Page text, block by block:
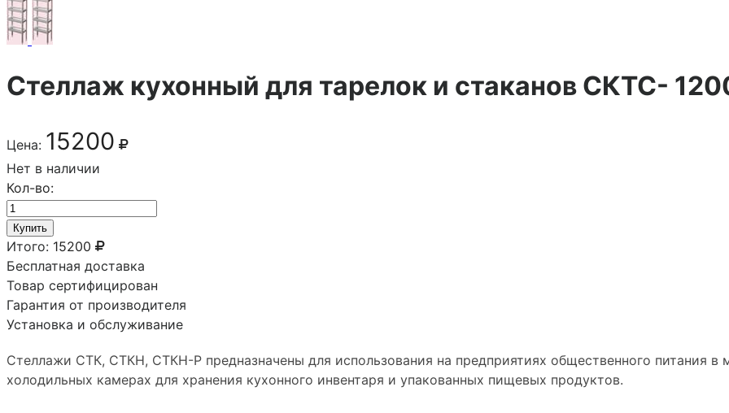
Стеллаж кухонный для тарелок и стаканов СКТС-
Цена: 15200
Нет в наличии
Кол-во:
Купить
Итого: 15200
Бесплатная доставка
Товар сертифицирован
Гарантия от производителя
Установка и обслуживание
Стеллажи СТК, СТКН, СТКН-Р предназначены для использования на предприятиях общественного питания в
холодильных камерах для хранения кухонного инвентаря и упакованных пищевых продуктов.